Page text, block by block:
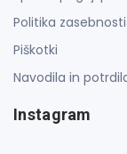
Politika zasebnosti
Piškotki
Navodila in
Instagram